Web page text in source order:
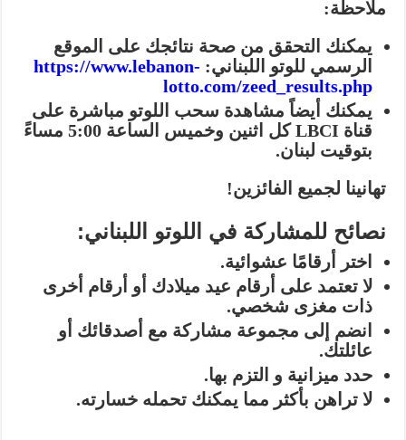
ملاحظة:
يمكنك التحقق من صحة نتائجك على الموقع
الرسمي للوتو اللبناني: https://www.lebanon-
lotto.com/zeed_results.php
يمكنك أيضاً مشاهدة سحب اللوتو مباشرة على
قناة LBCI كل اثنين وخميس الساعة 5:00 مساءً
بتوقيت لبنان.
تهانينا لجميع الفائزين!
نصائح للمشاركة في اللوتو اللبناني:
اختر أرقامًا عشوائية.
لا تعتمد على أرقام عيد ميلادك أو أرقام أخرى
ذات مغزى شخصي.
انضم إلى مجموعة مشاركة مع أصدقائك أو
عائلتك.
حدد ميزانية و التزم بها.
لا تراهن بأكثر مما يمكنك تحمله خسارته.